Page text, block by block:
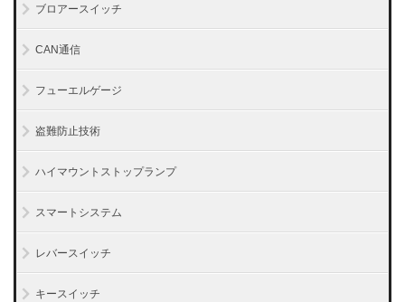
ブロアースイッチ
CAN通信
フューエルゲージ
盗難防止技術
ハイマウントストップランプ
スマートシステム
レバースイッチ
キースイッチ